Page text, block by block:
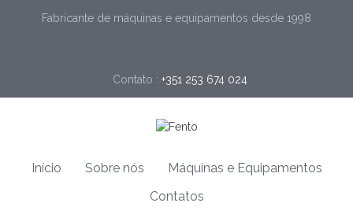
Fabricante de máquinas e equipamentos desde 1998
Contato : +351 253 674 024
Início Sobre nós
Máquinas e Equipamentos
Contatos